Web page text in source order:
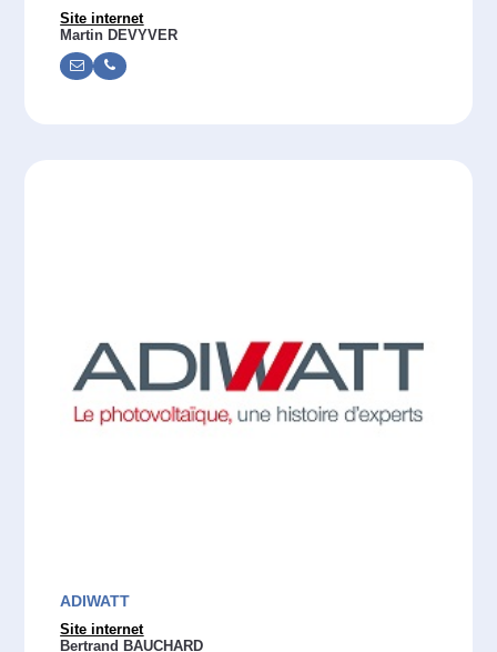
Site internet
Martin DEVYVER
ADIWATT
Site internet
Bertrand BAUCHARD